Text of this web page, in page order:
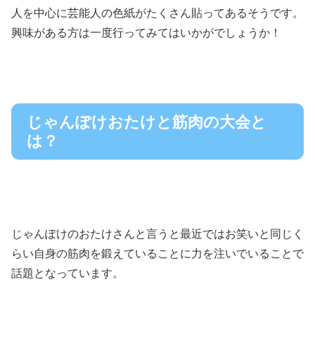
人を中心に芸能人の色紙がたくさん貼ってあるそうです。
興味がある方は一度行ってみてはいかがでしょうか！
じゃんぽけおたけと筋肉の大会と
は？
じゃんぽけのおたけさんと言うと最近ではお笑いと同じく
らい自身の筋肉を鍛えていることに力を注いでいることで
話題となっています。